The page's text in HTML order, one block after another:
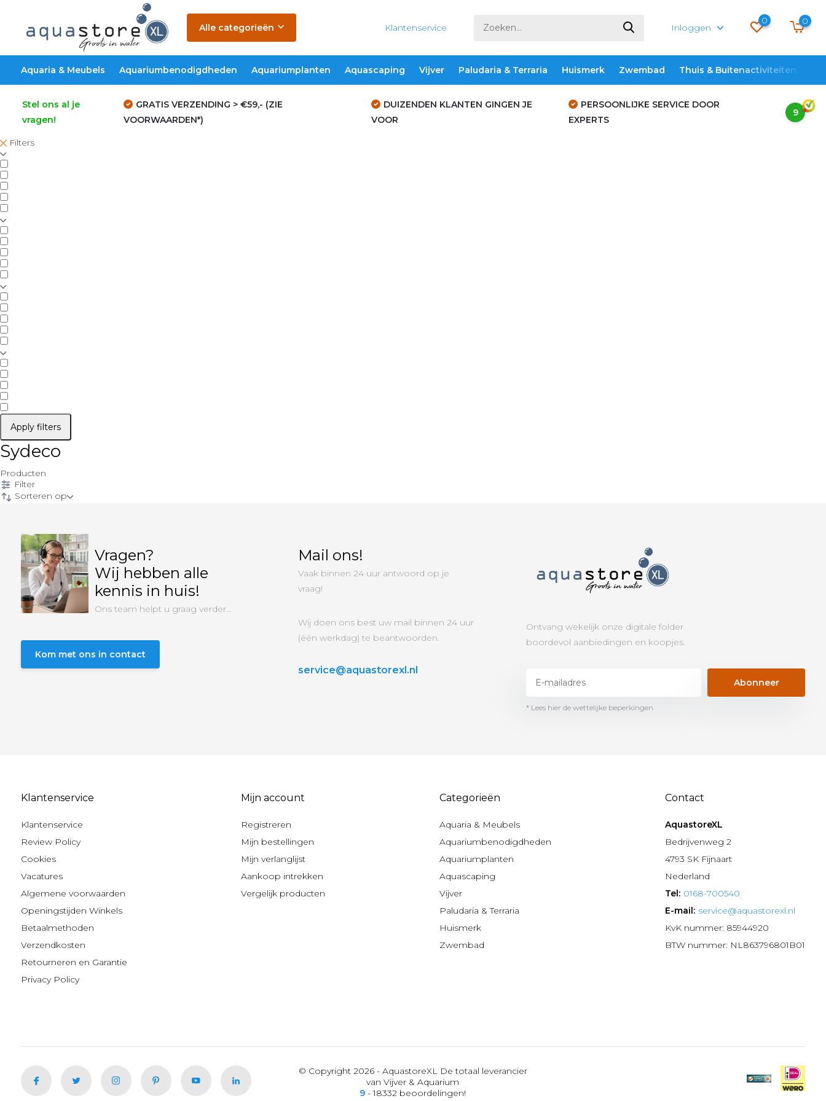
Alle categorieën Klantenservice Inloggen
0 0
Aquaria & Meubels Aquariumbenodigdheden Aquariumplanten Aquascaping Vijver Paludaria & Terraria Huismerk Zwembad Thuis & Buitenactiviteiten
Stel ons al je
vragen!
GRATIS VERZENDING > €59,- (ZIE
VOORWAARDEN*)
DUIZENDEN KLANTEN GINGEN JE
VOOR
PERSOONLIJKE SERVICE DOOR
EXPERTS
9
Filters
Apply filters
Sydeco
Producten
Filter
Sorteren op
Vragen?
Wij hebben alle
kennis in huis!
Ons team helpt u graag verder...
Kom met ons in contact
Mail ons!
Vaak binnen 24 uur antwoord op je
vraag!
Wij doen ons best uw mail binnen 24 uur
(één werkdag) te beantwoorden.
service@aquastorexl.nl
Ontvang wekelijk onze digitale folder
boordevol aanbiedingen en koopjes.
Abonneer
* Lees hier de wettelijke beperkingen
Klantenservice
Klantenservice
Review Policy
Cookies
Vacatures
Algemene voorwaarden
Openingstijden Winkels
Betaalmethoden
Verzendkosten
Retourneren en Garantie
Privacy Policy
Mijn account
Registreren
Mijn bestellingen
Mijn verlanglijst
Aankoop intrekken
Vergelijk producten
Categorieën
Aquaria & Meubels
Aquariumbenodigdheden
Aquariumplanten
Aquascaping
Vijver
Paludaria & Terraria
Huismerk
Zwembad
Contact
AquastoreXL
Bedrijvenweg 2
4793 SK Fijnaart
Nederland
Tel: 0168-700540
E-mail: service@aquastorexl.nl
KvK nummer: 85944920
BTW nummer: NL863796801B01
© Copyright 2026 - AquastoreXL De totaal leverancier
van Vijver & Aquarium
9 - 18332 beoordelingen!